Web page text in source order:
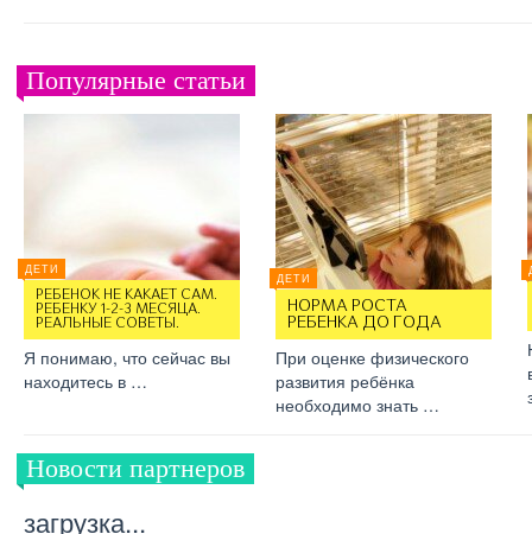
Популярные статьи
ДЕТИ
РЕБЕНОК НЕ КАКАЕТ САМ.
РЕБЕНКУ 1-2-3 МЕСЯЦА.
РЕАЛЬНЫЕ СОВЕТЫ.
Я понимаю, что сейчас вы
находитесь в …
ДЕТИ
НОРМА РОСТА
РЕБЕНКА ДО ГОДА
При оценке физического
развития ребёнка
необходимо знать …
Новости партнеров
загрузка...